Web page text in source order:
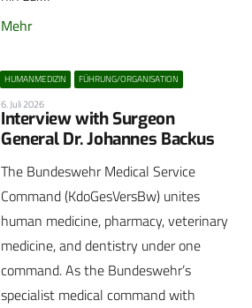
Mehr
HUMANMEDIZIN FÜHRUNG/ORGANISATION
6. Juli 2026
Interview with Surgeon
General Dr. Johannes Backus
The Bundeswehr Medical Service
Command (KdoGesVersBw) unites
human medicine, pharmacy, veterinary
medicine, and dentistry under one
command. As the Bundeswehr’s
specialist medical command with